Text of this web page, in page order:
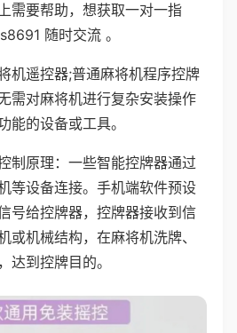
需要帮助，想获取一对一指
随时交流 。
机遥控器;普通麻将机程序控牌
需对麻将机进行复杂安装操作
能的设备或工具。
制原理：一些智能控牌器通过
等设备连接。手机端软件预设
号给控牌器，控牌器接收到信
或机械结构，在麻将机洗牌、
达到控牌目的。